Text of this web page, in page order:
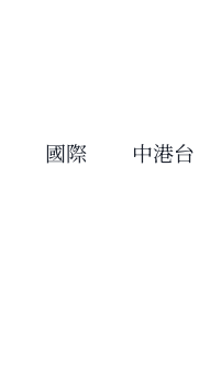
國際 中港台